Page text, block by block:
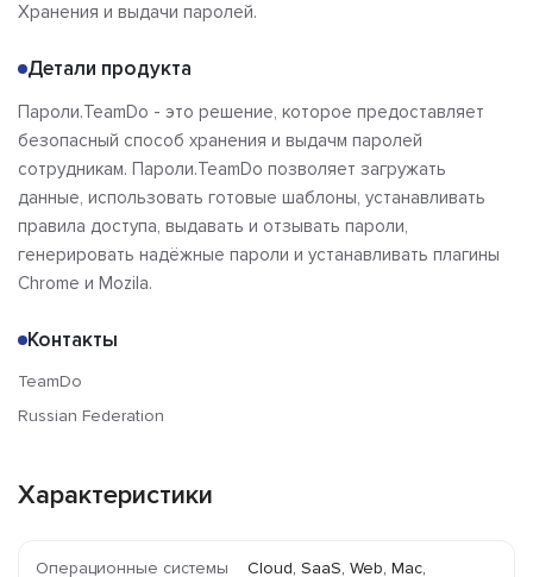
Отзывы
Хранения и выдачи паролей.
Детали продукта
Пароли.TeamDo - это решение, которое предоставляет
безопасный способ хранения и выдачм паролей
сотрудникам. Пароли.TeamDo позволяет загружать
данные, использовать готовые шаблоны, устанавливать
правила доступа, выдавать и отзывать пароли,
генерировать надёжные пароли и устанавливать плагины
Chrome и Mozila.
Контакты
TeamDo
Russian Federation
Характеристики
Операционные системы
Cloud, SaaS, Web, Mac,